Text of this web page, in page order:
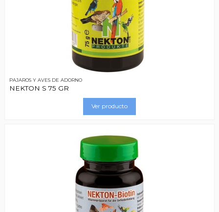
PAJAROS Y AVES DE ADORNO
NEKTON S 75 GR
Ver producto